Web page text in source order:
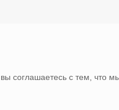
соглашаетесь с тем, что